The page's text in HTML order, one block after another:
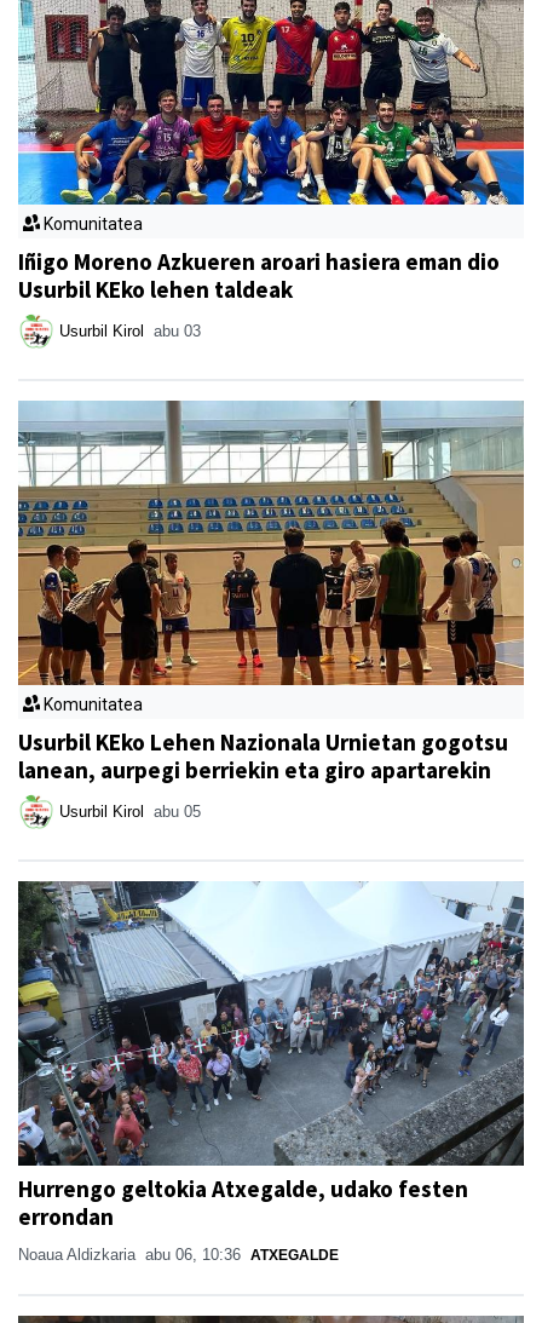
Komunitatea
Iñigo Moreno Azkueren aroari hasiera eman dio
Usurbil KEko lehen taldeak
Usurbil Kirol abu 03
Komunitatea
Usurbil KEko Lehen Nazionala Urnietan gogotsu
lanean, aurpegi berriekin eta giro apartarekin
Usurbil Kirol abu 05
Hurrengo geltokia Atxegalde, udako festen
errondan
Noaua Aldizkaria abu 06, 10:36 ATXEGALDE